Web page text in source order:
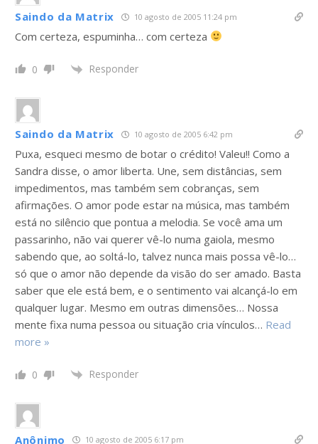
Saindo da Matrix 10 agosto de 2005 11:24 pm
Com certeza, espuminha… com certeza
0 Responder
Saindo da Matrix 10 agosto de 2005 6:42 pm
Puxa, esqueci mesmo de botar o crédito! Valeu!! Como a
Sandra disse, o amor liberta. Une, sem distâncias, sem
impedimentos, mas também sem cobranças, sem
afirmações. O amor pode estar na música, mas também
está no silêncio que pontua a melodia. Se você ama um
passarinho, não vai querer vê-lo numa gaiola, mesmo
sabendo que, ao soltá-lo, talvez nunca mais possa vê-lo…
só que o amor não depende da visão do ser amado. Basta
saber que ele está bem, e o sentimento vai alcançá-lo em
qualquer lugar. Mesmo em outras dimensões… Nossa
mente fixa numa pessoa ou situação cria vínculos… Read
more »
0 Responder
Anônimo 10 agosto de 2005 6:17 pm